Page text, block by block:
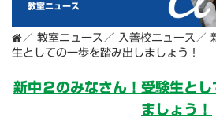
教室ニュース
／ 教室ニュース ／ 入善校ニュース ／
生としての一歩を踏み出しましょう！
新中２のみなさん！受験生と
ましょう！